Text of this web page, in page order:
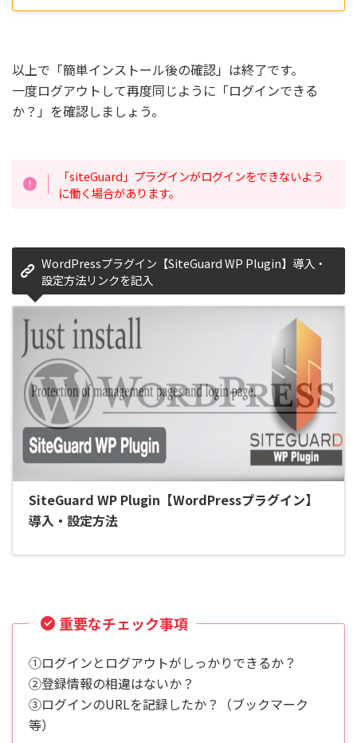
以上で「簡単インストール後の確認」は終了です。
一度ログアウトして再度同じように「ログインできる
か？」を確認しましょう。
「siteGuard」プラグインがログインをできないよう
に働く場合があります。
WordPressプラグイン【SiteGuard WP Plugin】導入・
設定方法リンクを記入
SiteGuard WP Plugin【WordPressプラグイン】
導入・設定方法
重要なチェック事項
①ログインとログアウトがしっかりできるか？
②登録情報の相違はないか？
③ログインのURLを記録したか？（ブックマーク
等）